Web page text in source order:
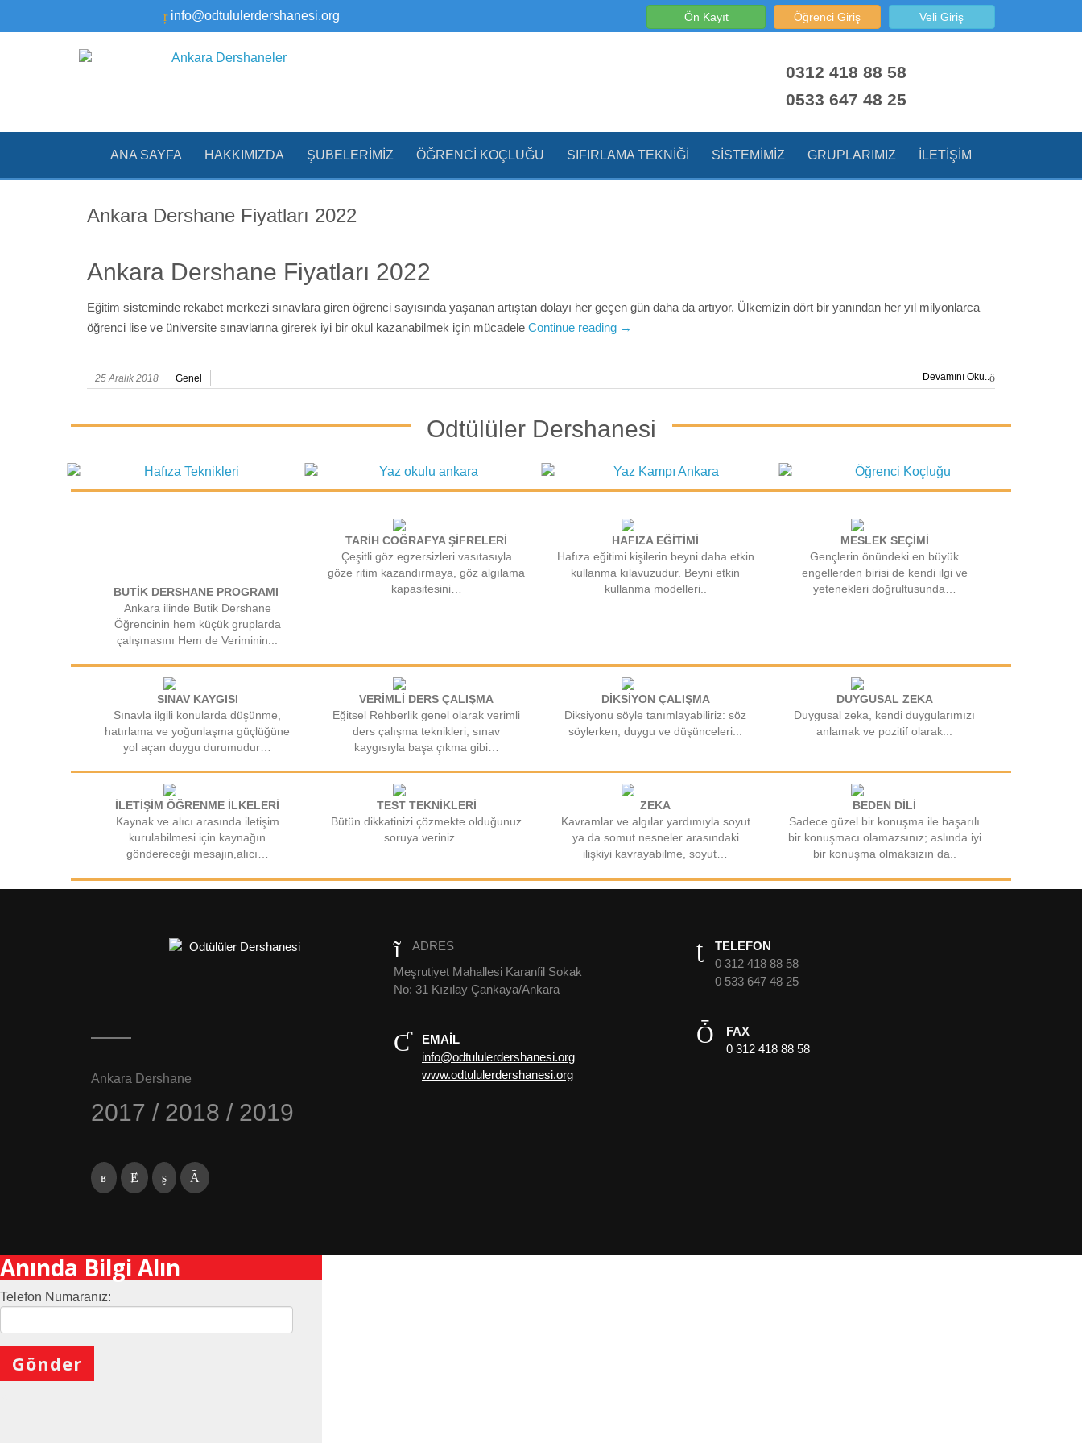
info@odtululerdershanesi.org Ön Kayıt Öğrenci Giriş Veli Giriş
0312 418 88 58
0533 647 48 25
ANA SAYFA HAKKIMIZDA ŞUBELERIMIZ ÖĞRENCI KOÇLUĞU SIFIRLAMA TEKNIĞI SISTEMIMIZ GRUPLARIMIZ İLETIŞIM
Ankara Dershane Fiyatları 2022
Ankara Dershane Fiyatları 2022
Eğitim sisteminde rekabet merkezi sınavlara giren öğrenci sayısında yaşanan artıştan dolayı her geçen gün daha da artıyor. Ülkemizin dört bir yanından her yıl milyonlarca
öğrenci lise ve üniversite sınavlarına girerek iyi bir okul kazanabilmek için mücadele Continue reading →
25 Aralık 2018 Genel Devamını Oku..
Odtülüler Dershanesi
BUTİK DERSHANE PROGRAMI
Ankara ilinde Butik Dershane
Öğrencinin hem küçük gruplarda
çalışmasını Hem de Veriminin...
TARİH COĞRAFYA ŞİFRELERİ
Çeşitli göz egzersizleri vasıtasıyla
göze ritim kazandırmaya, göz algılama
kapasitesini…
HAFIZA EĞİTİMİ
Hafıza eğitimi kişilerin beyni daha etkin
kullanma kılavuzudur. Beyni etkin
kullanma modelleri..
MESLEK SEÇİMİ
Gençlerin önündeki en büyük
engellerden birisi de kendi ilgi ve
yetenekleri doğrultusunda…
SINAV KAYGISI
Sınavla ilgili konularda düşünme,
hatırlama ve yoğunlaşma güçlüğüne
yol açan duygu durumudur…
VERİMLİ DERS ÇALIŞMA
Eğitsel Rehberlik genel olarak verimli
ders çalışma teknikleri, sınav
kaygısıyla başa çıkma gibi…
DİKSİYON ÇALIŞMA
Diksiyonu söyle tanımlayabiliriz: söz
söylerken, duygu ve düşünceleri...
DUYGUSAL ZEKA
Duygusal zeka, kendi duygularımızı
anlamak ve pozitif olarak...
İLETİŞİM ÖĞRENME İLKELERİ
Kaynak ve alıcı arasında iletişim
kurulabilmesi için kaynağın
göndereceği mesajın,alıcı…
TEST TEKNİKLERİ
Bütün dikkatinizi çözmekte olduğunuz
soruya veriniz….
ZEKA
Kavramlar ve algılar yardımıyla soyut
ya da somut nesneler arasındaki
ilişkiyi kavrayabilme, soyut…
BEDEN DİLİ
Sadece güzel bir konuşma ile başarılı
bir konuşmacı olamazsınız; aslında iyi
bir konuşma olmaksızın da..
Ankara Dershane
2017 / 2018 / 2019
ADRES
Meşrutiyet Mahallesi Karanfil Sokak
No: 31 Kızılay Çankaya/Ankara
EMAIL
info@odtululerdershanesi.org
www.odtululerdershanesi.org
TELEFON
0 312 418 88 58
0 533 647 48 25
FAX
0 312 418 88 58
Anında Bilgi Alın
Telefon Numaranız: